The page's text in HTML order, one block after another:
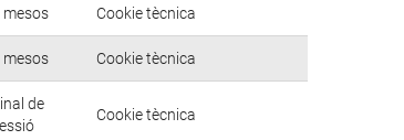
mesos Cookie tècnica
mesos Cookie tècnica
de
Cookie tècnica